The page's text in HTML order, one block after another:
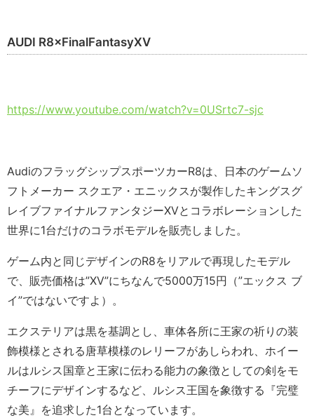
AUDI R8×FinalFantasyXV
https://www.youtube.com/watch?v=0USrtc7-sjc
AudiのフラッグシップスポーツカーR8は、日本のゲームソ
フトメーカー スクエア・エニックスが製作したキングスグ
レイブファイナルファンタジーXVとコラボレーションした
世界に1台だけのコラボモデルを販売しました。
ゲーム内と同じデザインのR8をリアルで再現したモデル
で、販売価格は”XV”にちなんで5000万15円（”エックス ブ
イ”ではないですよ）。
エクステリアは黒を基調とし、車体各所に王家の祈りの装
飾模様とされる唐草模様のレリーフがあしらわれ、ホイー
ルはルシス国章と王家に伝わる能力の象徴としての剣をモ
チーフにデザインするなど、ルシス王国を象徴する『完璧
な美』を追求した1台となっています。